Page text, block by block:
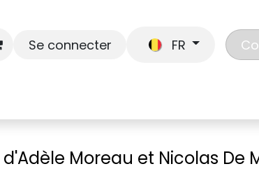
Se connecter FR
Moreau et Nicolas De